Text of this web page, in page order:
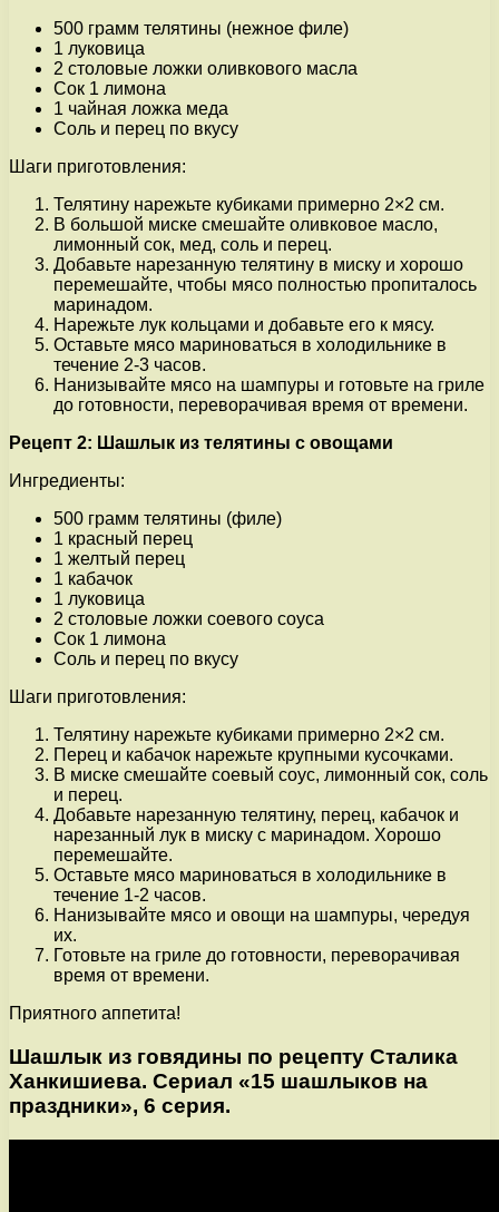
500 грамм телятины (нежное филе)
1 луковица
2 столовые ложки оливкового масла
Сок 1 лимона
1 чайная ложка меда
Соль и перец по вкусу
Шаги приготовления:
Телятину нарежьте кубиками примерно 2×2 см.
В большой миске смешайте оливковое масло,
лимонный сок, мед, соль и перец.
Добавьте нарезанную телятину в миску и хорошо
перемешайте, чтобы мясо полностью пропиталось
маринадом.
Нарежьте лук кольцами и добавьте его к мясу.
Оставьте мясо мариноваться в холодильнике в
течение 2-3 часов.
Нанизывайте мясо на шампуры и готовьте на гриле
до готовности, переворачивая время от времени.
Рецепт 2: Шашлык из телятины с овощами
Ингредиенты:
500 грамм телятины (филе)
1 красный перец
1 желтый перец
1 кабачок
1 луковица
2 столовые ложки соевого соуса
Сок 1 лимона
Соль и перец по вкусу
Шаги приготовления:
Телятину нарежьте кубиками примерно 2×2 см.
Перец и кабачок нарежьте крупными кусочками.
В миске смешайте соевый соус, лимонный сок, соль
и перец.
Добавьте нарезанную телятину, перец, кабачок и
нарезанный лук в миску с маринадом. Хорошо
перемешайте.
Оставьте мясо мариноваться в холодильнике в
течение 1-2 часов.
Нанизывайте мясо и овощи на шампуры, чередуя
их.
Готовьте на гриле до готовности, переворачивая
время от времени.
Приятного аппетита!
Шашлык из говядины по рецепту Сталика
Ханкишиева. Сериал «15 шашлыков на
праздники», 6 серия.